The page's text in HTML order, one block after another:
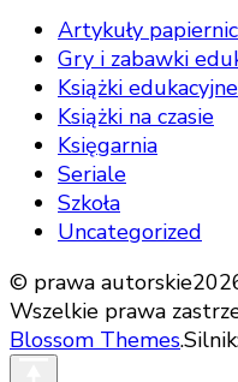
Artykuły
Gry i zabawki
Książki edukacyjne
Książki na czasie
Księgarnia
Seriale
Szkoła
Uncategorized
© prawa
Wszelkie prawa
Blossom Themes